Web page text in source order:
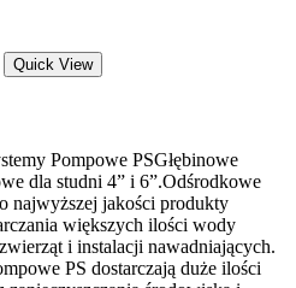
Quick View
Pompowe PSGłębinowe
dla studni 4” i 6”.Odśrodkowe
najwyższej jakości produkty
większych ilości wody
i instalacji nawadniających.
PS dostarczają duże ilości